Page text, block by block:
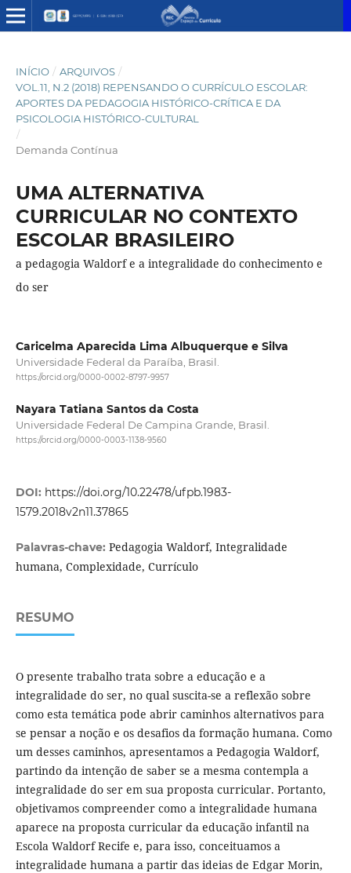
INÍCIO / ARQUIVOS /
VOL.11, N.2 (2018) REPENSANDO O CURRÍCULO ESCOLAR:
APORTES DA PEDAGOGIA HISTÓRICO-CRÍTICA E DA
PSICOLOGIA HISTÓRICO-CULTURAL
/
Demanda Contínua
UMA ALTERNATIVA
CURRICULAR NO CONTEXTO
ESCOLAR BRASILEIRO
a pedagogia Waldorf e a integralidade do conhecimento e
do ser
Caricelma Aparecida Lima Albuquerque e Silva
Universidade Federal da Paraíba, Brasil.
https://orcid.org/0000-0002-8797-9957
Nayara Tatiana Santos da Costa
Universidade Federal De Campina Grande, Brasil.
https://orcid.org/0000-0003-1138-9560
DOI: https://doi.org/10.22478/ufpb.1983-
1579.2018v2n11.37865
Palavras-chave: Pedagogia Waldorf, Integralidade
humana, Complexidade, Currículo
RESUMO
O presente trabalho trata sobre a educação e a
integralidade do ser, no qual suscita-se a reflexão sobre
como esta temática pode abrir caminhos alternativos para
se pensar a noção e os desafios da formação humana. Como
um desses caminhos, apresentamos a Pedagogia Waldorf,
partindo da intenção de saber se a mesma contempla a
integralidade do ser em sua proposta curricular. Portanto,
objetivamos compreender como a integralidade humana
aparece na proposta curricular da educação infantil na
Escola Waldorf Recife e, para isso, conceituamos a
integralidade humana a partir das ideias de Edgar Morin,